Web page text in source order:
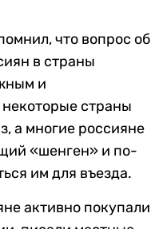
что вопрос об
в страны
и
страны
а многие россияне
«шенген» и по-
им для въезда.
активно покупали